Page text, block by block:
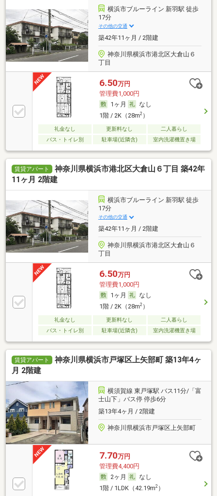
横浜市ブルーライン 新羽駅 徒歩
17分
その他の交通
築42年11ヶ月 / 2階建
神奈川県横浜市港北区大倉山６
丁目
6.50万円
管理費1,000円
1ヶ月
なし
1階 / 2K（28m2）
礼金なし 更新料なし
二人暮らし
バス・トイレ別
駐車場(近隣含) 室内洗濯機置き場
賃貸アパート
神奈川県横浜市港北区大倉山６丁目 築42年
11ヶ月 2階建
横浜市ブルーライン 新羽駅 徒歩
17分
その他の交通
築42年11ヶ月 / 2階建
神奈川県横浜市港北区大倉山６
丁目
6.50万円
管理費1,000円
1ヶ月
なし
1階 / 2K（28m2）
礼金なし 更新料なし
二人暮らし
バス・トイレ別
駐車場(近隣含) 室内洗濯機置き場
賃貸アパート
神奈川県横浜市戸塚区上矢部町 築13年4ヶ
月 2階建
横須賀線 東戸塚駅 バス11分/「富
士山下」バス停 停歩6分
築13年4ヶ月 / 2階建
神奈川県横浜市戸塚区上矢部町
7.70万円
管理費4,400円
2ヶ月
なし
1階 / 1LDK（42.19m2）